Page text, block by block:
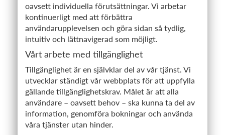
oavsett individuella förutsättningar. Vi arbetar
kontinuerligt med att förbättra
användarupplevelsen och göra sidan så tydlig,
intuitiv och lättnavigerad som möjligt.
Vårt arbete med tillgänglighet
Tillgänglighet är en självklar del av vår tjänst. Vi
utvecklar ständigt vår webbplats för att uppfylla
gällande tillgänglighetskrav. Målet är att alla
användare – oavsett behov – ska kunna ta del av
information, genomföra bokningar och använda
våra tjänster utan hinder.